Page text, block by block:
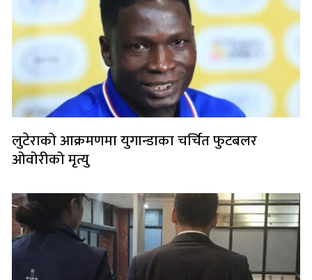
लुटेराको आक्रमणमा युगान्डाका चर्चित फुटबलर
ओवोरीको मृत्यु